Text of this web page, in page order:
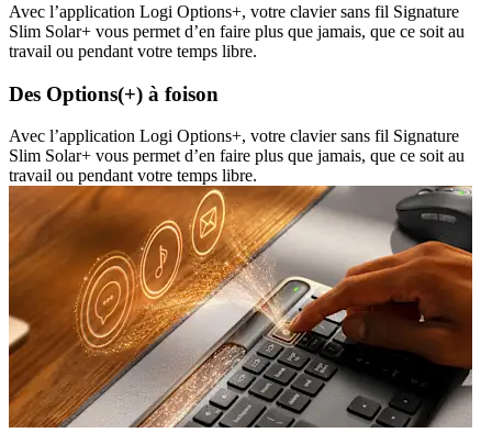
Avec l’application Logi Options+, votre clavier sans fil Signature
Slim Solar+ vous permet d’en faire plus que jamais, que ce soit au
travail ou pendant votre temps libre.
Des Options(+) à foison
Avec l’application Logi Options+, votre clavier sans fil Signature
Slim Solar+ vous permet d’en faire plus que jamais, que ce soit au
travail ou pendant votre temps libre.